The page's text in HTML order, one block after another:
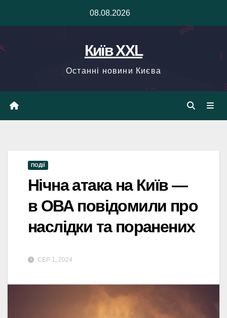
08.08.2026
Київ XXL
Останні новини Києва
ПОДІЇ
Нічна атака на Київ —
в ОВА повідомили про
наслідки та поранених
СЕР 1, 2024